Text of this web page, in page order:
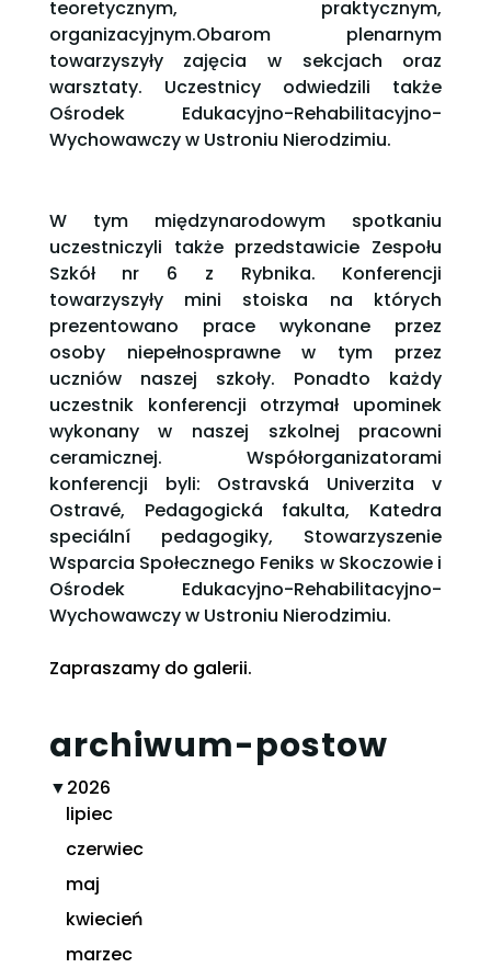
teoretycznym, praktycznym,
organizacyjnym.Obarom plenarnym
towarzyszyły zajęcia w sekcjach oraz
warsztaty. Uczestnicy odwiedzili także
Ośrodek Edukacyjno-Rehabilitacyjno-
Wychowawczy w Ustroniu Nierodzimiu.
W tym międzynarodowym spotkaniu
uczestniczyli także przedstawicie Zespołu
Szkół nr 6 z Rybnika. Konferencji
towarzyszyły mini stoiska na których
prezentowano prace wykonane przez
osoby niepełnosprawne w tym przez
uczniów naszej szkoły. Ponadto każdy
uczestnik konferencji otrzymał upominek
wykonany w naszej szkolnej pracowni
ceramicznej. Współorganizatorami
konferencji byli: Ostravská Univerzita v
Ostravé, Pedagogická fakulta, Katedra
speciální pedagogiky, Stowarzyszenie
Wsparcia Społecznego Feniks w Skoczowie i
Ośrodek Edukacyjno-Rehabilitacyjno-
Wychowawczy w Ustroniu Nierodzimiu.
Zapraszamy do galerii.
archiwum-postow
▼2026
lipiec
czerwiec
maj
kwiecień
marzec